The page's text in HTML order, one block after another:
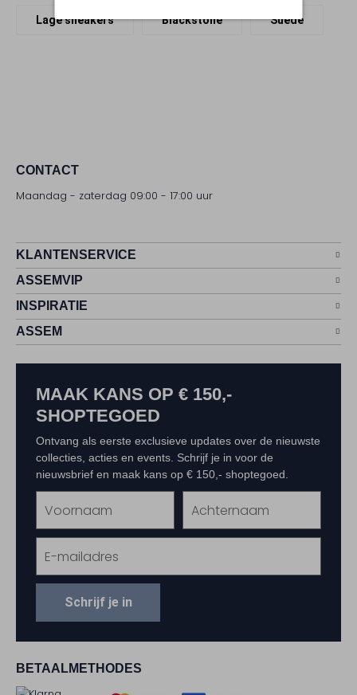
Lage sneakers Blackstone Suède
CONTACT
Maandag - zaterdag 09:00 - 17:00 uur
KLANTENSERVICE
ASSEMVIP
INSPIRATIE
ASSEM
BETAALMETHODES
MAAK KANS OP € 150,-
SHOPTEGOED
Ontvang als eerste exclusieve updates over de nieuwste
collecties, acties en events. Schrijf je in voor de
nieuwsbrief en maak kans op € 150,- shoptegoed.
Schrijf je in